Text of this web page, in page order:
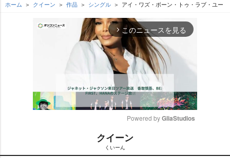
ホーム クイーン 作品 シングル アイ・ワズ・ボーン・トゥ・ラブ・ユー
arrow_forward_ios このニュースを見る
Powered by GliaStudios
クイーン
くいーん